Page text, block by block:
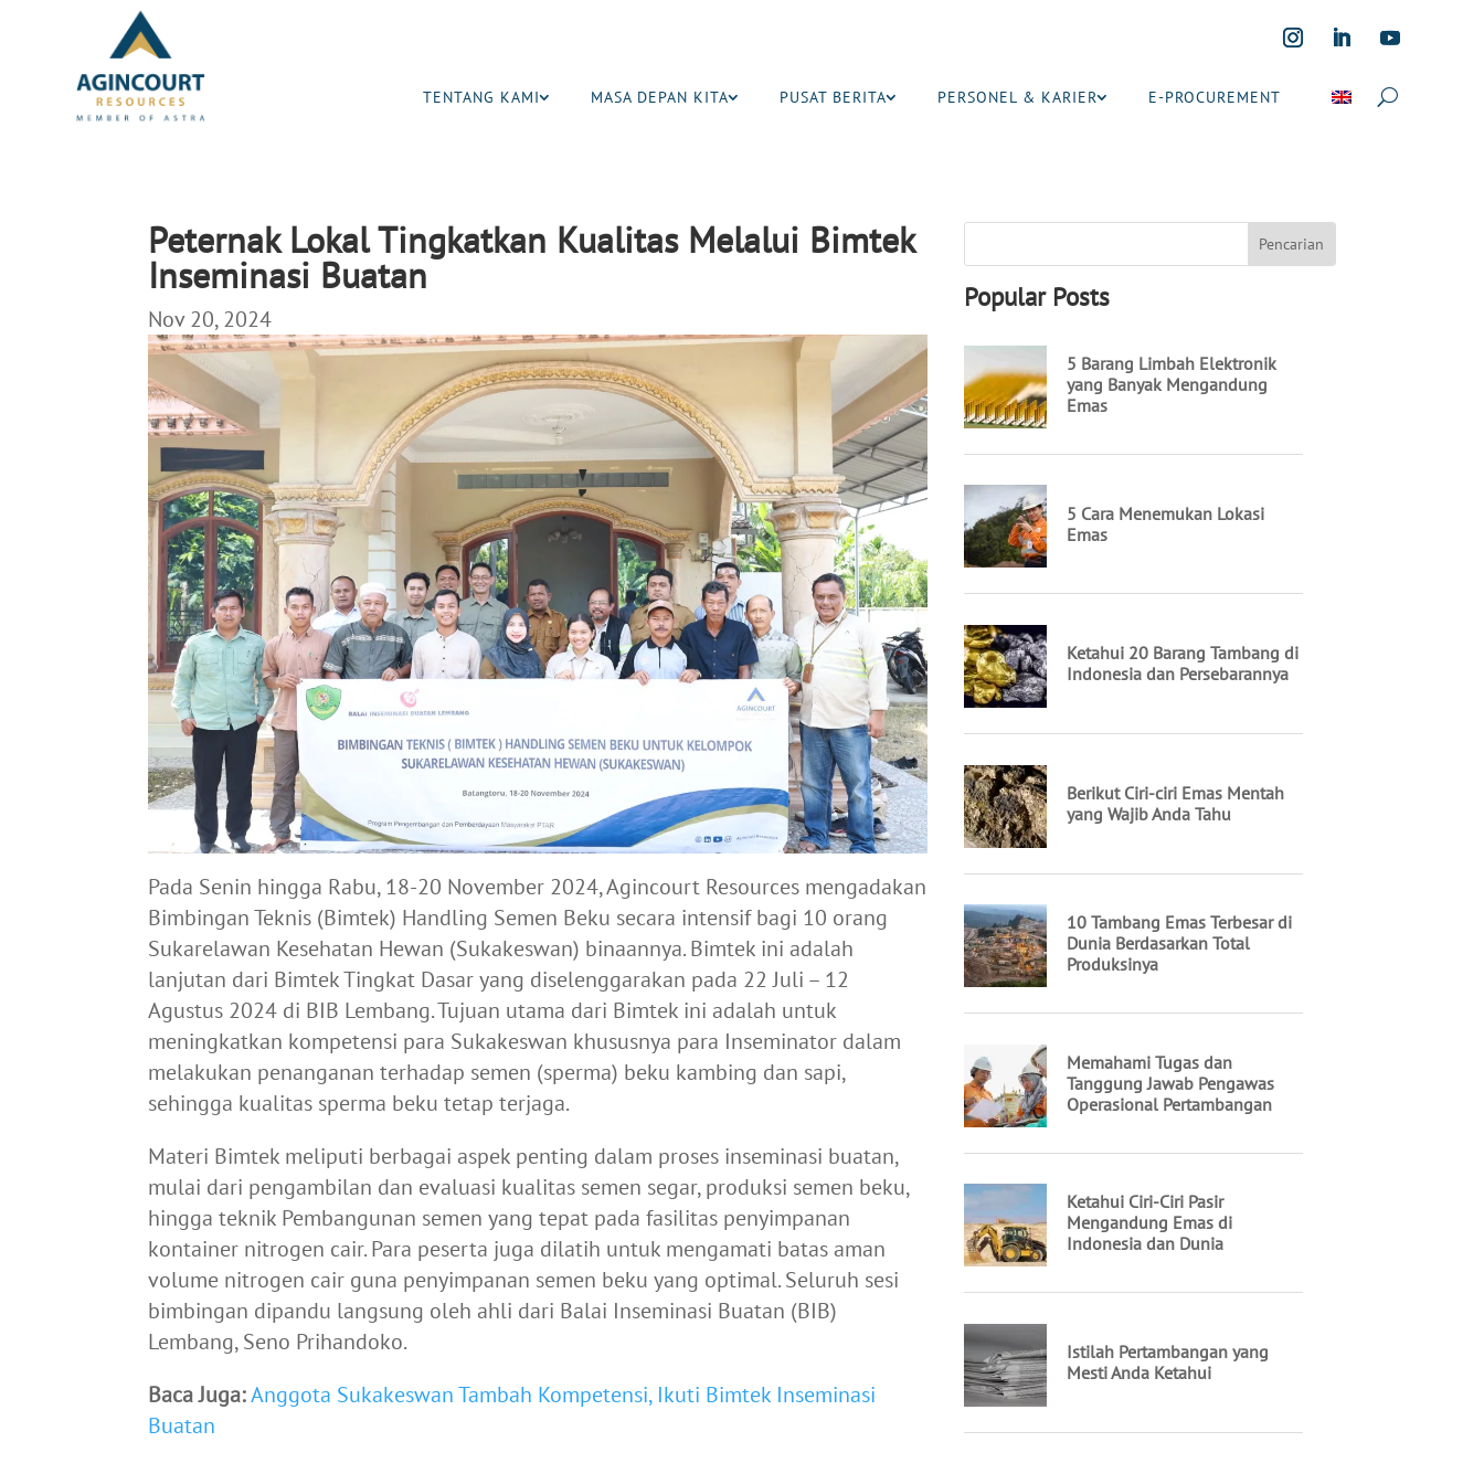
TENTANG KAMI MASA DEPAN KITA PUSAT BERITA PERSONEL & KARIER E-PROCUREMENT
Peternak Lokal Tingkatkan Kualitas Melalui Bimtek
Inseminasi Buatan
Nov 20, 2024
Pada Senin hingga Rabu, 18-20 November 2024, Agincourt Resources mengadakan
Bimbingan Teknis (Bimtek) Handling Semen Beku secara intensif bagi 10 orang
Sukarelawan Kesehatan Hewan (Sukakeswan) binaannya. Bimtek ini adalah
lanjutan dari Bimtek Tingkat Dasar yang diselenggarakan pada 22 Juli – 12
Agustus 2024 di BIB Lembang. Tujuan utama dari Bimtek ini adalah untuk
meningkatkan kompetensi para Sukakeswan khususnya para Inseminator dalam
melakukan penanganan terhadap semen (sperma) beku kambing dan sapi,
sehingga kualitas sperma beku tetap terjaga.
Materi Bimtek meliputi berbagai aspek penting dalam proses inseminasi buatan,
mulai dari pengambilan dan evaluasi kualitas semen segar, produksi semen beku,
hingga teknik Pembangunan semen yang tepat pada fasilitas penyimpanan
kontainer nitrogen cair. Para peserta juga dilatih untuk mengamati batas aman
volume nitrogen cair guna penyimpanan semen beku yang optimal. Seluruh sesi
bimbingan dipandu langsung oleh ahli dari Balai Inseminasi Buatan (BIB)
Lembang, Seno Prihandoko.
Baca Juga:Anggota Sukakeswan Tambah Kompetensi, Ikuti Bimtek Inseminasi
Buatan
Popular Posts